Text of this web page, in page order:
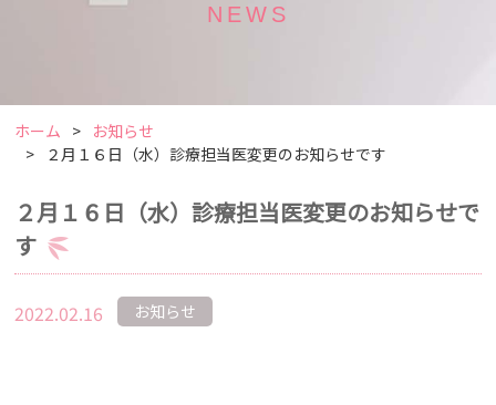
NEWS
ホーム
お知らせ
２月１６日（水）診療担当医変更のお知らせです
２月１６日（水）診療担当医変更のお知らせで
す
2022.02.16 お知らせ